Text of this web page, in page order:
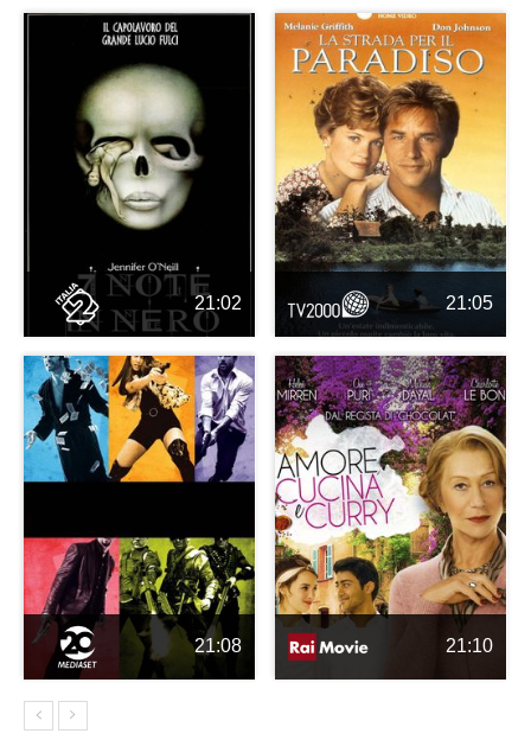
21:02 21:05
21:08 21:10